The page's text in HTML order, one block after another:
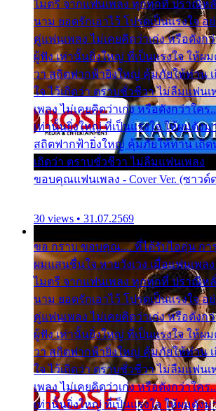
ไมตรี จากแฟนเพลง ทุกทุกที่ ปราณีห
นาม ยอดรักเอาไว้ โปรดเป็นแรงใจ อ
คู่แฟนเพลง ไม่เคยคิดว่าเก่ง หรือดังก
ผู้ฟัง เท่านั้นยิ่งใหญ่ ที่เป็นแรงใจ ให้ผ
วา สถิตฟากฟ้ายิ่งใหญ่ คุ้มภัยให้ท่าน
ใจ ไว้เถิดว่า ตราบชั่วชีวา ไม่ลืมแฟน
เพลง ไม่เคยคิดว่าเก่ง หรือดังกว่าใค
เท่านั้นยิ่งใหญ่ ที่เป็นแรงใจ ให้ผมดังม
สถิตฟากฟ้ายิ่งใหญ่ คุ้มภัยให้ท่าน เถิด
เถิดว่า ตราบชั่วชีวา ไม่ลืมแฟนเพลง
ขอบคุณแฟนเพลง - Cover Ver. (ซาวด์
30 views • 31.07.2569
ขอ กราบ ขอบคุณ.... ที่ได้รับไออุ่น กา
ผมแสนชื่นใจ หายวังเวง เมื่อแฟนเพล
ไมตรี จากแฟนเพลง ทุกทุกที่ ปราณีห
นาม ยอดรักเอาไว้ โปรดเป็นแรงใจ อ
คู่แฟนเพลง ไม่เคยคิดว่าเก่ง หรือดังก
ผู้ฟัง เท่านั้นยิ่งใหญ่ ที่เป็นแรงใจ ให้ผ
วา สถิตฟากฟ้ายิ่งใหญ่ คุ้มภัยให้ท่าน
ใจ ไว้เถิดว่า ตราบชั่วชีวา ไม่ลืมแฟน
เพลง ไม่เคยคิดว่าเก่ง หรือดังกว่าใค
เท่านั้นยิ่งใหญ่ ที่เป็นแรงใจ ให้ผมดังม